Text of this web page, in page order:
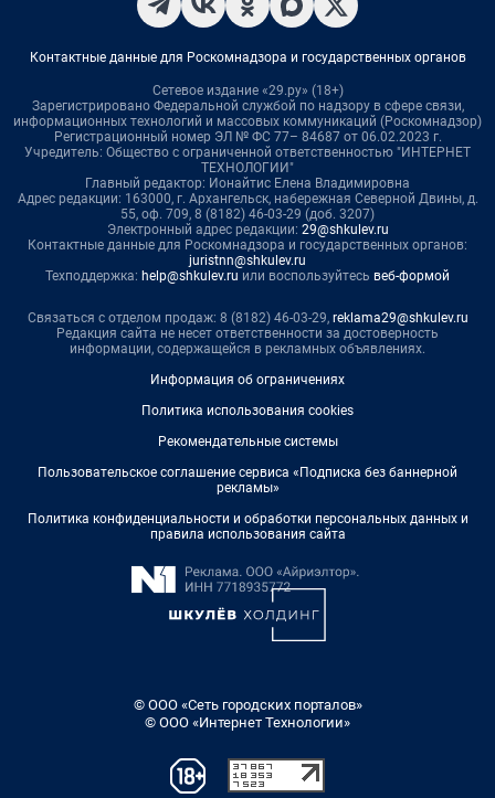
Контактные данные для Роскомнадзора и государственных органов
Сетевое издание «29.ру» (18+)
Зарегистрировано Федеральной службой по надзору в сфере связи,
информационных технологий и массовых коммуникаций (Роскомнадзор)
Регистрационный номер ЭЛ № ФС 77– 84687 от 06.02.2023 г.
Учредитель: Общество с ограниченной ответственностью "ИНТЕРНЕТ
ТЕХНОЛОГИИ"
Главный редактор: Ионайтис Елена Владимировна
Адрес редакции: 163000, г. Архангельск, набережная Северной Двины, д.
55, оф. 709, 8 (8182) 46-03-29 (доб. 3207)
Электронный адрес редакции: 29@shkulev.ru
Контактные данные для Роскомнадзора и государственных органов:
juristnn@shkulev.ru
Техподдержка: help@shkulev.ru или воспользуйтесь веб-формой
Связаться с отделом продаж: 8 (8182) 46-03-29, reklama29@shkulev.ru
Редакция сайта не несет ответственности за достоверность
информации, содержащейся в рекламных объявлениях.
Информация об ограничениях
Политика использования cookies
Рекомендательные системы
Пользовательское соглашение сервиса «Подписка без баннерной
рекламы»
Политика конфиденциальности и обработки персональных данных и
правила использования сайта
© ООО «Сеть городских порталов»
© ООО «Интернет Технологии»